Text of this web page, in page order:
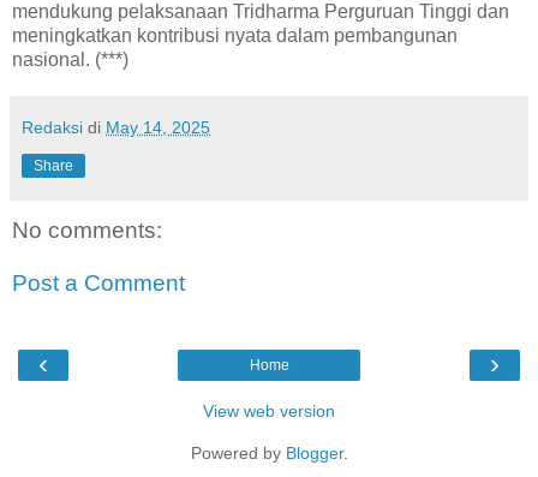
mendukung pelaksanaan Tridharma Perguruan Tinggi dan
meningkatkan kontribusi nyata dalam pembangunan
nasional. (***)
Redaksi di May 14, 2025
Share
No comments:
Post a Comment
‹ ›
Home
View web version
Powered by Blogger.